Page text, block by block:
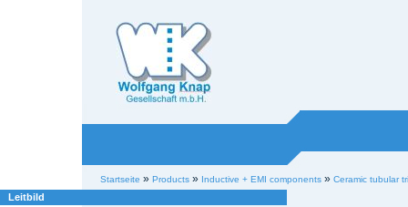
Sektionen
Benutzerspezifische
Werkzeuge
Startseite » Products » Inductive + EMI components » Ceramic tubular
Leitbild